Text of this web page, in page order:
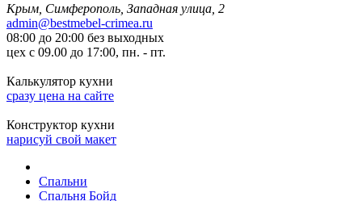
Крым, Симферополь, Западная улица, 2
admin@bestmebel-crimea.ru
08:00 до 20:00 без выходных
цех с 09.00 до 17:00, пн. - пт.
Калькулятор кухни
сразу цена на сайте
Конструктор кухни
нарисуй свой макет
Спальни
Спальня Бойд